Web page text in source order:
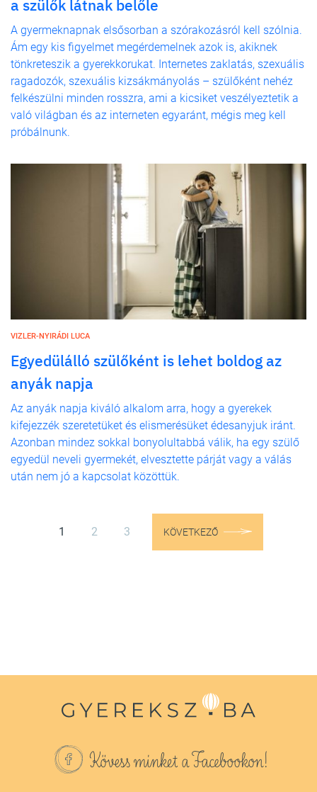
a szülők látnak belőle
A gyermeknapnak elsősorban a szórakozásról kell szólnia.
Ám egy kis figyelmet megérdemelnek azok is, akiknek
tönkreteszik a gyerekkorukat. Internetes zaklatás, szexuális
ragadozók, szexuális kizsákmányolás – szülőként nehéz
felkészülni minden rosszra, ami a kicsiket veszélyeztetik a
való világban és az interneten egyaránt, mégis meg kell
próbálnunk.
VIZLER-NYIRÁDI LUCA
Egyedülálló szülőként is lehet boldog az
anyák napja
Az anyák napja kiváló alkalom arra, hogy a gyerekek
kifejezzék szeretetüket és elismerésüket édesanyjuk iránt.
Azonban mindez sokkal bonyolultabbá válik, ha egy szülő
egyedül neveli gyermekét, elvesztette párját vagy a válás
után nem jó a kapcsolat közöttük.
1 2 3 KÖVETKEZŐ
Kövess minket a Facebookon!